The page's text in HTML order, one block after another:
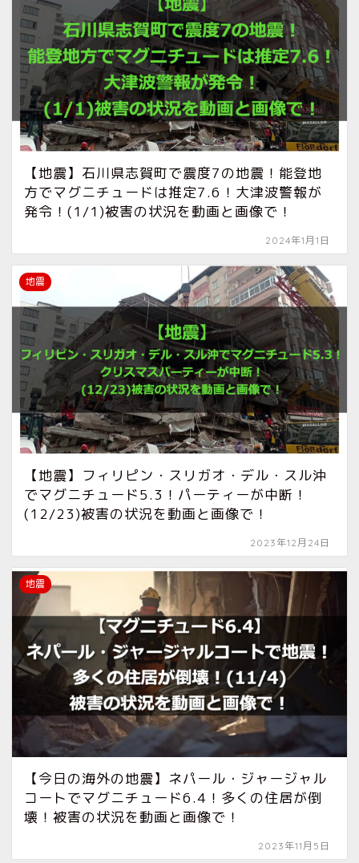
【地震】石川県志賀町で震度7の地震！能登地
方でマグニチュードは推定7.6！大津波警報が
発令！(1/1)被害の状況を動画と画像で！
2024年1月1日
地震
【地震】フィリピン・スリガオ・デル・スル沖
でマグニチュード5.3！パーティーが中断！
(12/23)被害の状況を動画と画像で！
2023年12月24日
地震
【今日の海外の地震】ネパール・ジャージャル
コートでマグニチュード6.4！多くの住居が倒
壊！被害の状況を動画と画像で！
2023年11月5日